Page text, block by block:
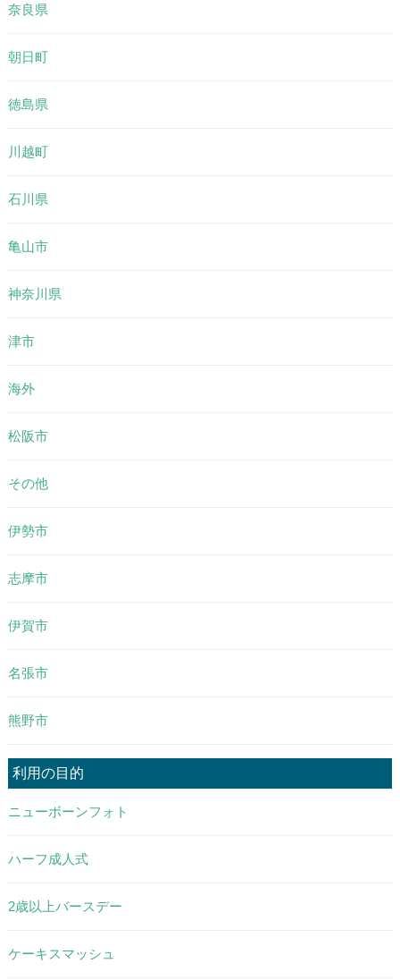
奈良県
朝日町
徳島県
川越町
石川県
亀山市
神奈川県
津市
海外
松阪市
その他
伊勢市
志摩市
伊賀市
名張市
熊野市
利用の目的
ニューボーンフォト
ハーフ成人式
2歳以上バースデー
ケーキスマッシュ